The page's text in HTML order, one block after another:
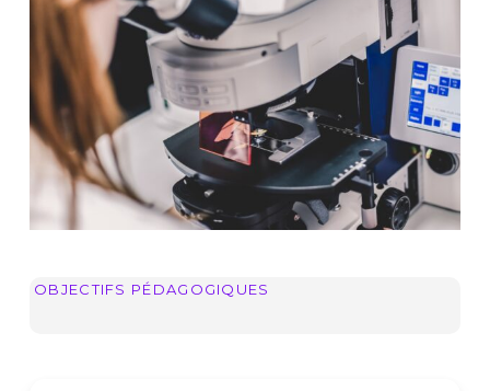
OBJECTIFS PÉDAGOGIQUES